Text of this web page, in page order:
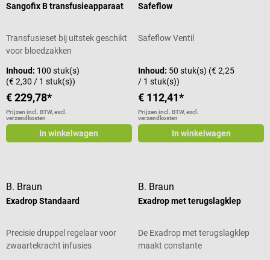
Sangofix B transfusieapparaat
Transfusieset bij uitstek geschikt
voor bloedzakken
Inhoud: 100 stuk(s)
(€ 2,30 / 1 stuk(s))
€ 229,78*
Prijzen incl. BTW, excl.
verzendkosten
In winkelwagen
Safeflow
Safeflow Ventil
Inhoud: 50 stuk(s) (€ 2,25
/ 1 stuk(s))
€ 112,41*
Prijzen incl. BTW, excl.
verzendkosten
In winkelwagen
B. Braun
Exadrop Standaard
Precisie druppel regelaar voor
zwaartekracht infusies
B. Braun
Exadrop met terugslagklep
De Exadrop met terugslagklep
maakt constante